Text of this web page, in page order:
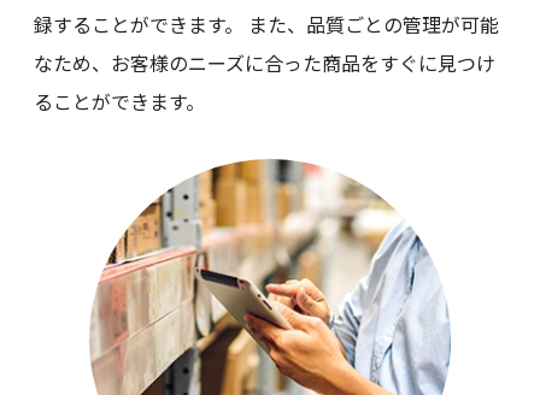
録することができます。 また、品質ごとの管理が可能
なため、お客様のニーズに合った商品をすぐに見つけ
ることができます。